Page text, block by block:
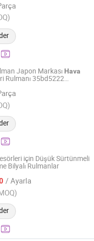
2023
Japon Markası Hava
Rulmanı 35bd5222
NTN NSK Koyo
2025
için Düşük Sürtünmeli
Bilyalı Rulmanlar
/ Ayarla